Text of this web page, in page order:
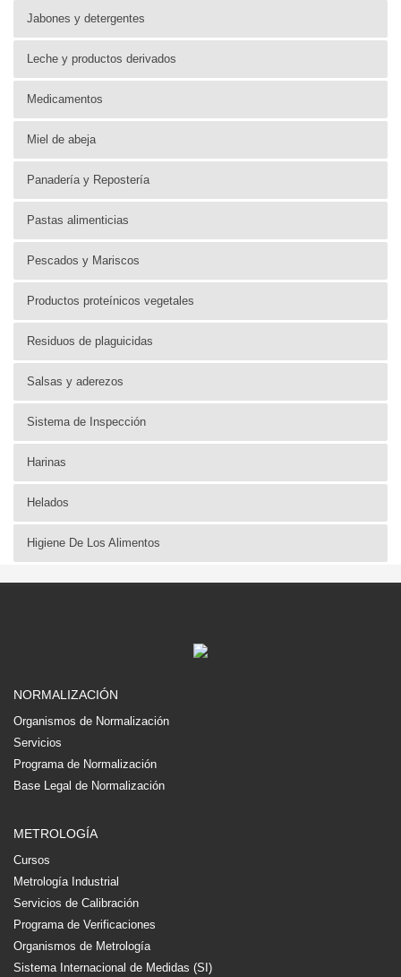
Jabones y detergentes
Leche y productos derivados
Medicamentos
Miel de abeja
Panadería y Repostería
Pastas alimenticias
Pescados y Mariscos
Productos proteínicos vegetales
Residuos de plaguicidas
Salsas y aderezos
Sistema de Inspección
Harinas
Helados
Higiene De Los Alimentos
NORMALIZACIÓN
Organismos de Normalización
Servicios
Programa de Normalización
Base Legal de Normalización
METROLOGÍA
Cursos
Metrología Industrial
Servicios de Calibración
Programa de Verificaciones
Organismos de Metrología
Sistema Internacional de Medidas (SI)